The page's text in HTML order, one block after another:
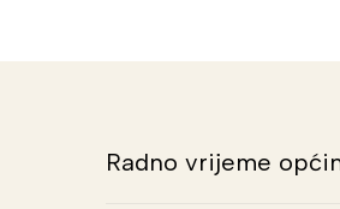
Radno vrijeme